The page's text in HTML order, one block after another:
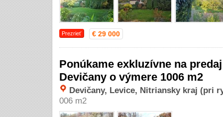
Prezrieť € 29 000
Ponúkame exkluzívne na
Devičany o výmere 1006 m2
Devičany, Levice, Nitriansky kraj (pri
006 m2